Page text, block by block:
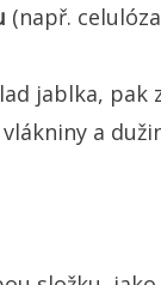
(např.
jablka, pak
a